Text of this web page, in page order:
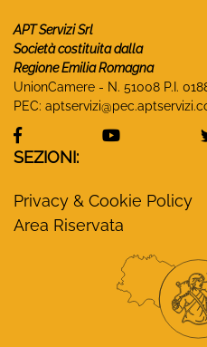
APT Servizi Srl
Società costituita dalla
Regione Emilia Romagna
UnionCamere - N. 51008 P.I.
PEC:
visita la paginavisita la
SEZIONI:
Privacy & Cookie Policy
Area Riservata